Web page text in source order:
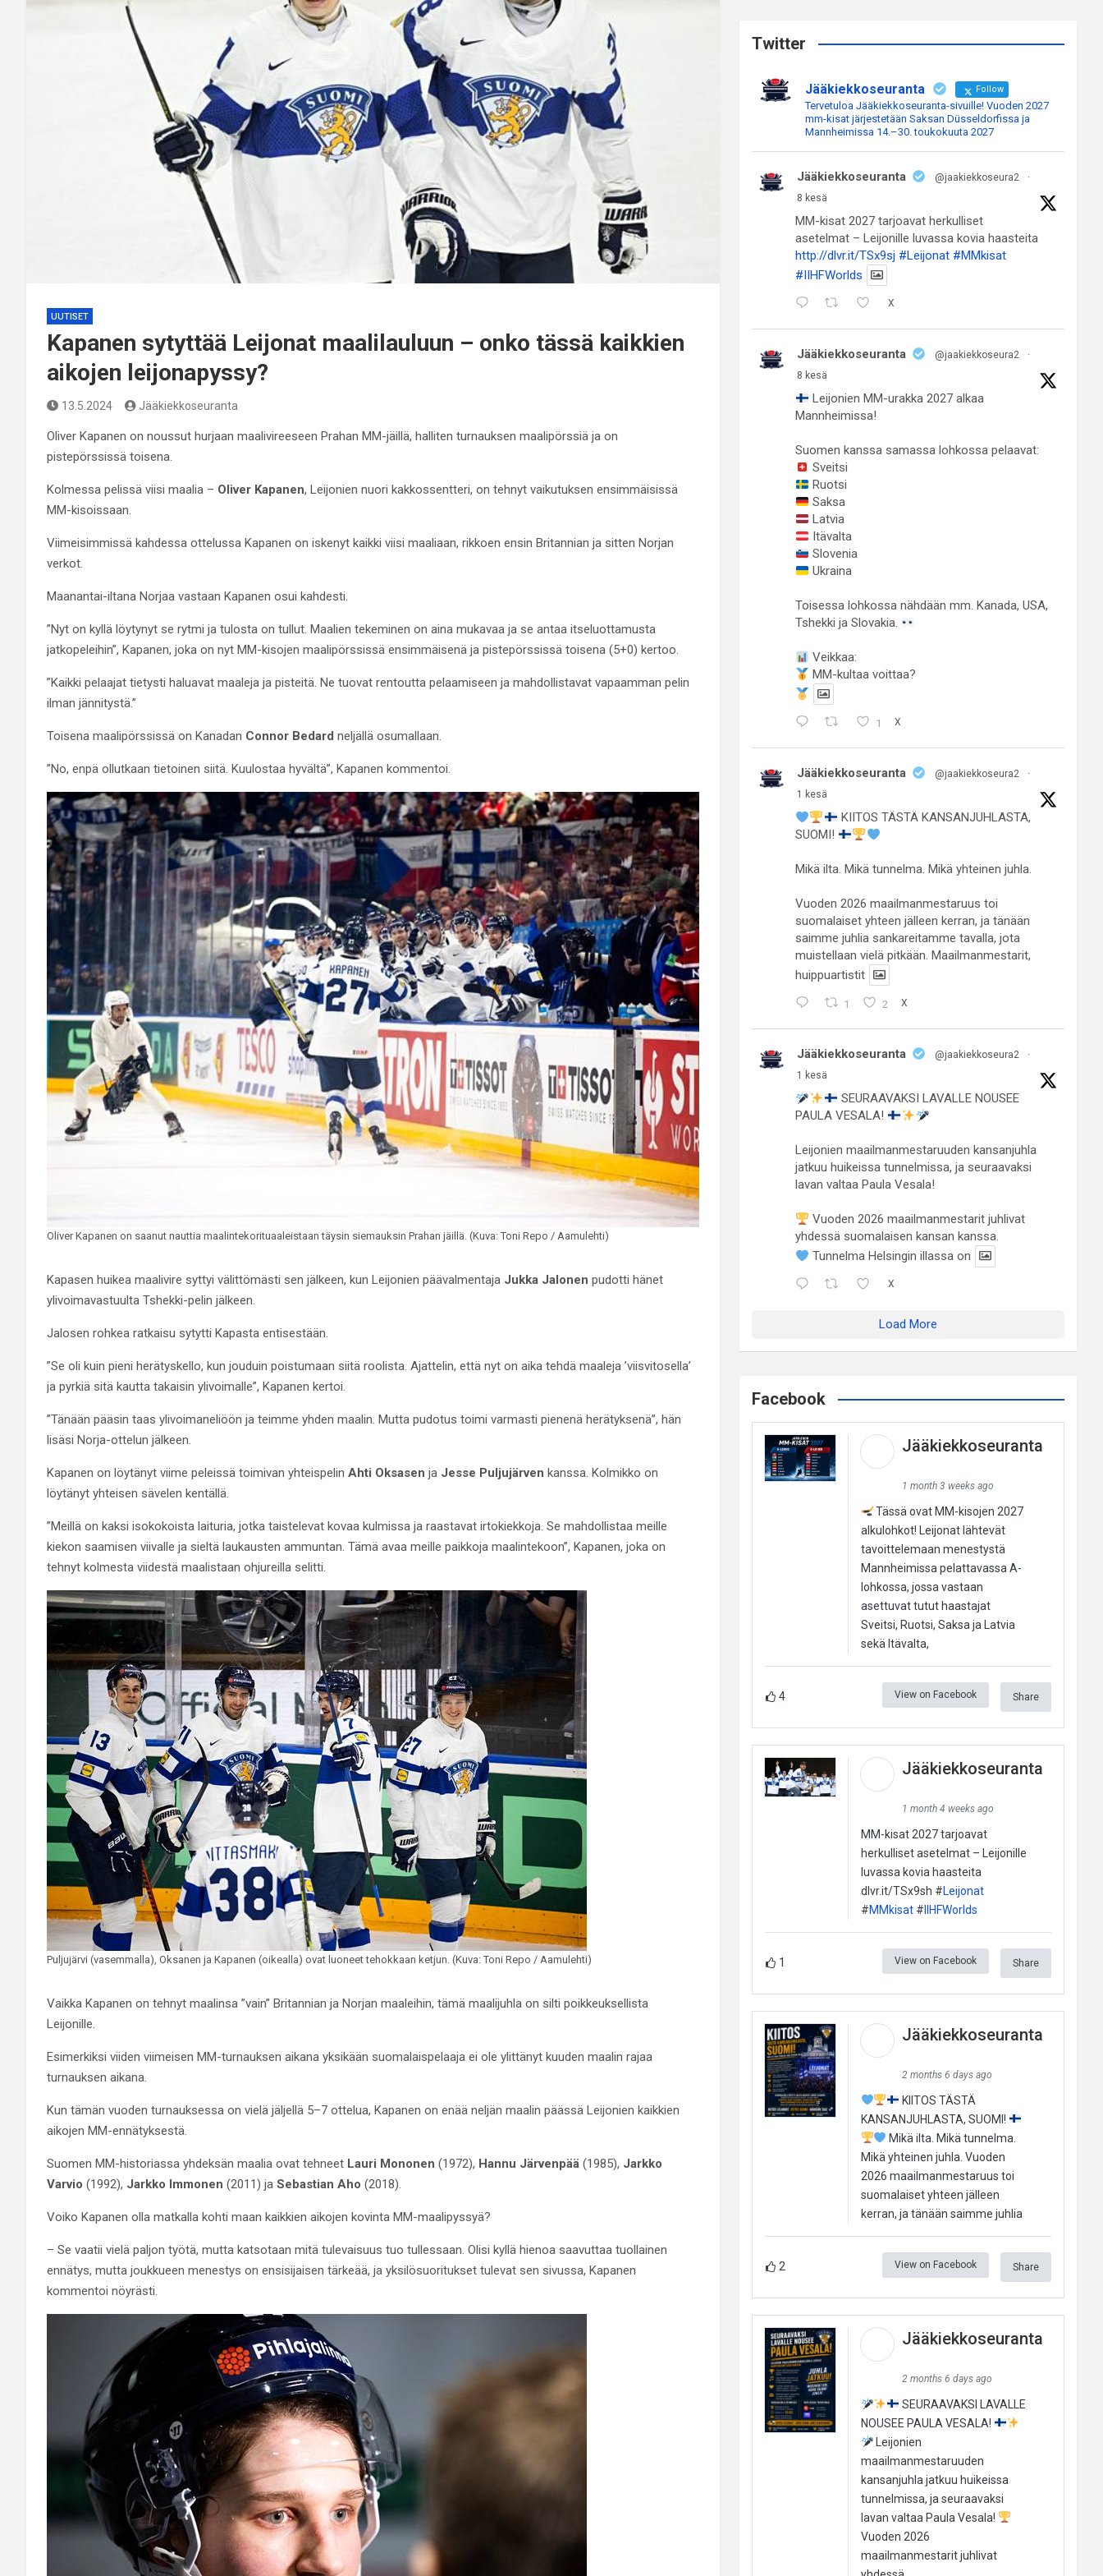
UUTISET
Kapanen sytyttää Leijonat maalilauluun – onko tässä kaikkien
aikojen leijonapyssy?
13.5.2024 Jääkiekkoseuranta
Oliver Kapanen on noussut hurjaan maalivireeseen Prahan MM-jäillä, halliten turnauksen maalipörssiä ja on
pistepörssissä toisena.
Kolmessa pelissä viisi maalia – Oliver Kapanen, Leijonien nuori kakkossentteri, on tehnyt vaikutuksen ensimmäisissä
MM-kisoissaan.
Viimeisimmissä kahdessa ottelussa Kapanen on iskenyt kaikki viisi maaliaan, rikkoen ensin Britannian ja sitten Norjan
verkot.
Maanantai-iltana Norjaa vastaan Kapanen osui kahdesti.
”Nyt on kyllä löytynyt se rytmi ja tulosta on tullut. Maalien tekeminen on aina mukavaa ja se antaa itseluottamusta
jatkopeleihin”, Kapanen, joka on nyt MM-kisojen maalipörssissä ensimmäisenä ja pistepörssissä toisena (5+0) kertoo.
”Kaikki pelaajat tietysti haluavat maaleja ja pisteitä. Ne tuovat rentoutta pelaamiseen ja mahdollistavat vapaamman pelin
ilman jännitystä.”
Toisena maalipörssissä on Kanadan Connor Bedard neljällä osumallaan.
”No, enpä ollutkaan tietoinen siitä. Kuulostaa hyvältä”, Kapanen kommentoi.
Oliver Kapanen on saanut nauttia maalintekorituaaleistaan täysin siemauksin Prahan jäillä. (Kuva: Toni Repo / Aamulehti)
Kapasen huikea maalivire syttyi välittömästi sen jälkeen, kun Leijonien päävalmentaja Jukka Jalonen pudotti hänet
ylivoimavastuulta Tshekki-pelin jälkeen.
Jalosen rohkea ratkaisu sytytti Kapasta entisestään.
”Se oli kuin pieni herätyskello, kun jouduin poistumaan siitä roolista. Ajattelin, että nyt on aika tehdä maaleja ’viisvitosella’
ja pyrkiä sitä kautta takaisin ylivoimalle”, Kapanen kertoi.
”Tänään pääsin taas ylivoimaneliöön ja teimme yhden maalin. Mutta pudotus toimi varmasti pienenä herätyksenä”, hän
lisäsi Norja-ottelun jälkeen.
Kapanen on löytänyt viime peleissä toimivan yhteispelin Ahti Oksasen ja Jesse Puljujärven kanssa. Kolmikko on
löytänyt yhteisen sävelen kentällä.
”Meillä on kaksi isokokoista laituria, jotka taistelevat kovaa kulmissa ja raastavat irtokiekkoja. Se mahdollistaa meille
kiekon saamisen viivalle ja sieltä laukausten ammuntan. Tämä avaa meille paikkoja maalintekoon”, Kapanen, joka on
tehnyt kolmesta viidestä maalistaan ohjureilla selitti.
Puljujärvi (vasemmalla), Oksanen ja Kapanen (oikealla) ovat luoneet tehokkaan ketjun. (Kuva: Toni Repo / Aamulehti)
Vaikka Kapanen on tehnyt maalinsa ”vain” Britannian ja Norjan maaleihin, tämä maalijuhla on silti poikkeuksellista
Leijonille.
Esimerkiksi viiden viimeisen MM-turnauksen aikana yksikään suomalaispelaaja ei ole ylittänyt kuuden maalin rajaa
turnauksen aikana.
Kun tämän vuoden turnauksessa on vielä jäljellä 5–7 ottelua, Kapanen on enää neljän maalin päässä Leijonien kaikkien
aikojen MM-ennätyksestä.
Suomen MM-historiassa yhdeksän maalia ovat tehneet Lauri Mononen (1972), Hannu Järvenpää (1985), Jarkko
Varvio (1992), Jarkko Immonen (2011) ja Sebastian Aho (2018).
Voiko Kapanen olla matkalla kohti maan kaikkien aikojen kovinta MM-maalipyssyä?
– Se vaatii vielä paljon työtä, mutta katsotaan mitä tulevaisuus tuo tullessaan. Olisi kyllä hienoa saavuttaa tuollainen
ennätys, mutta joukkueen menestys on ensisijaisen tärkeää, ja yksilösuoritukset tulevat sen sivussa, Kapanen
kommentoi nöyrästi.
c
Twitter
Jääkiekkoseuranta Follow
Tervetuloa Jääkiekkoseuranta-sivuille! Vuoden 2027
mm-kisat järjestetään Saksan Düsseldorfissa ja
Mannheimissa 14.–30. toukokuuta 2027
Jääkiekkoseuranta @jaakiekkoseura2
·
8 kesä
MM-kisat 2027 tarjoavat herkulliset
asetelmat – Leijonille luvassa kovia haasteita
http://dlvr.it/TSx9sj #Leijonat #MMkisat
#IIHFWorlds
X
Jääkiekkoseuranta @jaakiekkoseura2
·
8 kesä
Leijonien MM-urakka 2027 alkaa
Mannheimissa!
Suomen kanssa samassa lohkossa pelaavat:
Sveitsi
Ruotsi
Saksa
Latvia
Itävalta
Slovenia
Ukraina
Toisessa lohkossa nähdään mm. Kanada, USA,
Tshekki ja Slovakia.
Veikkaa:
MM-kultaa voittaa?
1 X
Jääkiekkoseuranta @jaakiekkoseura2
·
1 kesä
KIITOS TÄSTÄ KANSANJUHLASTA,
SUOMI!
Mikä ilta. Mikä tunnelma. Mikä yhteinen juhla.
Vuoden 2026 maailmanmestaruus toi
suomalaiset yhteen jälleen kerran, ja tänään
saimme juhlia sankareitamme tavalla, jota
muistellaan vielä pitkään. Maailmanmestarit,
huippuartistit
1 2 X
Jääkiekkoseuranta @jaakiekkoseura2
·
1 kesä
SEURAAVAKSI LAVALLE NOUSEE
PAULA VESALA!
Leijonien maailmanmestaruuden kansanjuhla
jatkuu huikeissa tunnelmissa, ja seuraavaksi
lavan valtaa Paula Vesala!
Vuoden 2026 maailmanmestarit juhlivat
yhdessä suomalaisen kansan kanssa.
Tunnelma Helsingin illassa on
X
Load More
Facebook
Jääkiekkoseuranta
1 month 3 weeks ago
Tässä ovat MM-kisojen 2027
alkulohkot! Leijonat lähtevät
tavoittelemaan menestystä
Mannheimissa pelattavassa A-
lohkossa, jossa vastaan
asettuvat tutut haastajat
Sveitsi, Ruotsi, Saksa ja Latvia
sekä Itävalta,
4 View on Facebook Share
Jääkiekkoseuranta
1 month 4 weeks ago
MM-kisat 2027 tarjoavat
herkulliset asetelmat – Leijonille
luvassa kovia haasteita
dlvr.it/TSx9sh #Leijonat
#MMkisat#IIHFWorlds
1 View on Facebook Share
Jääkiekkoseuranta
2 months 6 days ago
KIITOS TÄSTÄ
KANSANJUHLASTA, SUOMI!
Mikä ilta. Mikä tunnelma.
Mikä yhteinen juhla. Vuoden
2026 maailmanmestaruus toi
suomalaiset yhteen jälleen
kerran, ja tänään saimme juhlia
2 View on Facebook Share
Jääkiekkoseuranta
2 months 6 days ago
SEURAAVAKSI LAVALLE
NOUSEE PAULA VESALA!
Leijonien
maailmanmestaruuden
kansanjuhla jatkuu huikeissa
tunnelmissa, ja seuraavaksi
lavan valtaa Paula Vesala!
Vuoden 2026
maailmanmestarit juhlivat